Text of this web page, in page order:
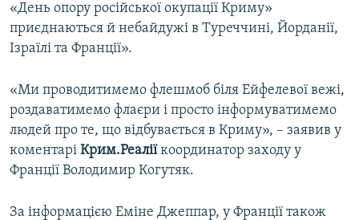
«День опору російської окупації Криму»
приєднаються й небайдужі в Туреччині, Йорданії,
Ізраїлі та Франції».
«Ми проводитимемо флешмоб біля Ейфелевої вежі,
роздаватимемо флаєри і просто інформуватимемо
людей про те, що відбувається в Криму», – заявив у
коментарі Крим.Реаліїкоординатор заходу у
Франції Володимир Когутяк.
За інформацією Еміне Джеппар, у Франції також